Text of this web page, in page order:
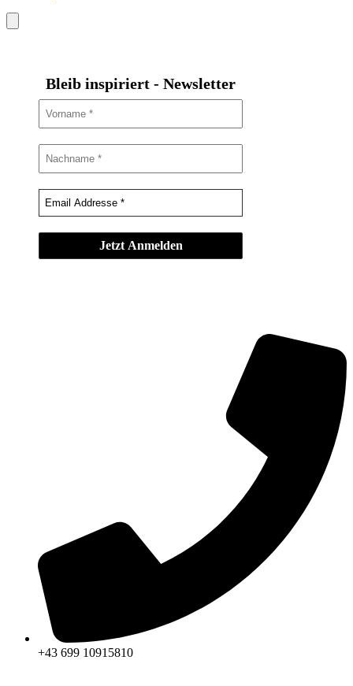
Bleib inspiriert - Newsletter
+43 699 10915810